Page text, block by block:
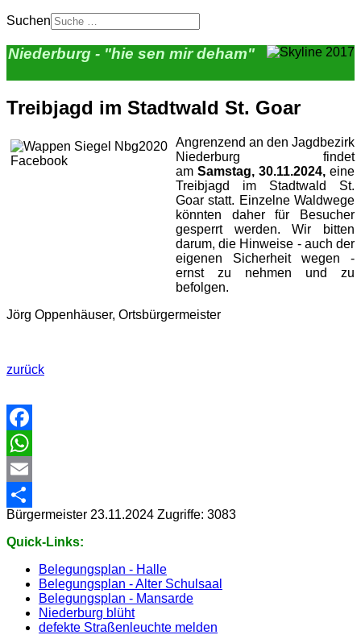
Suchen
Niederburg - "hie sen mir deham"
Treibjagd im Stadtwald St. Goar
Angrenzend an den Jagdbezirk
Niederburg findet
am Samstag, 30.11.2024, eine
Treibjagd im Stadtwald St.
Goar statt. Einzelne Waldwege
könnten daher für Besucher
gesperrt werden. Wir bitten
darum, die Hinweise - auch der
eigenen Sicherheit wegen -
ernst zu nehmen und zu
befolgen.
Jörg Oppenhäuser, Ortsbürgermeister
zurück
Facebook
WhatsApp
Email
Share
Bürgermeister 23.11.2024 Zugriffe: 3083
Quick-Links:
Belegungsplan - Halle
Belegungsplan - Alter Schulsaal
Belegungsplan - Mansarde
Niederburg blüht
defekte Straßenleuchte melden